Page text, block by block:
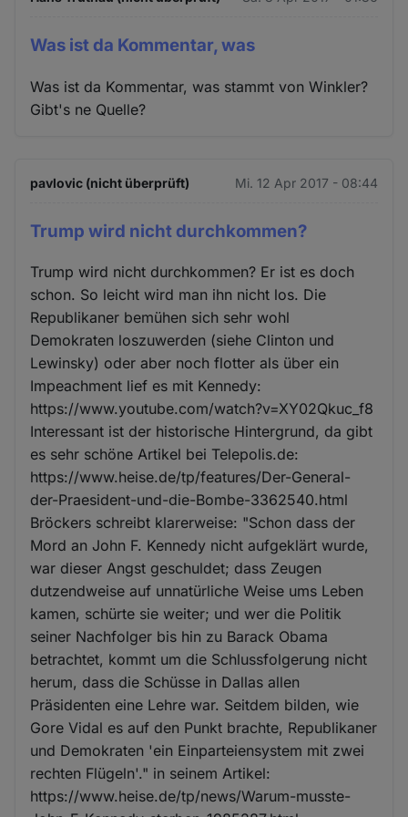
Was ist da Kommentar, was
Was ist da Kommentar, was stammt von Winkler?
Gibt's ne Quelle?
pavlovic (nicht überprüft) Mi. 12 Apr 2017 - 08:44
Trump wird nicht durchkommen?
Trump wird nicht durchkommen? Er ist es doch
schon. So leicht wird man ihn nicht los. Die
Republikaner bemühen sich sehr wohl
Demokraten loszuwerden (siehe Clinton und
Lewinsky) oder aber noch flotter als über ein
Impeachment lief es mit Kennedy:
https://www.youtube.com/watch?v=XY02Qkuc_f8
Interessant ist der historische Hintergrund, da gibt
es sehr schöne Artikel bei Telepolis.de:
https://www.heise.de/tp/features/Der-General-
der-Praesident-und-die-Bombe-3362540.html
Bröckers schreibt klarerweise: "Schon dass der
Mord an John F. Kennedy nicht aufgeklärt wurde,
war dieser Angst geschuldet; dass Zeugen
dutzendweise auf unnatürliche Weise ums Leben
kamen, schürte sie weiter; und wer die Politik
seiner Nachfolger bis hin zu Barack Obama
betrachtet, kommt um die Schlussfolgerung nicht
herum, dass die Schüsse in Dallas allen
Präsidenten eine Lehre war. Seitdem bilden, wie
Gore Vidal es auf den Punkt brachte, Republikaner
und Demokraten 'ein Einparteiensystem mit zwei
rechten Flügeln'." in seinem Artikel:
https://www.heise.de/tp/news/Warum-musste-